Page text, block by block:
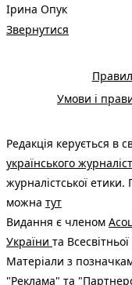
Ірина Опук
Звернутися
Умови і
Редакція керується в
українського
журналістської
можна тут
Видання є членом
України та
Матеріали з
"Реклама" та